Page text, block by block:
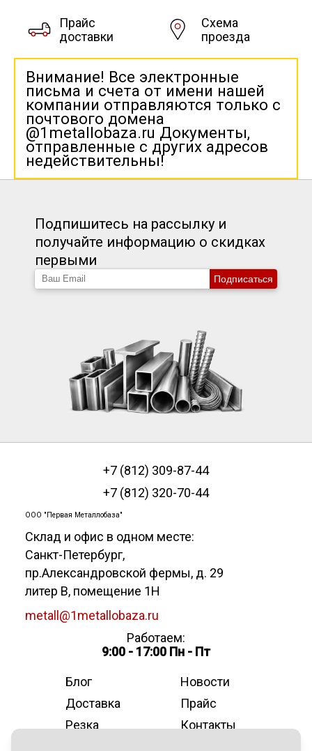
Прайс
доставки
Схема
проезда
Внимание! Все электронные
письма и счета от имени нашей
компании отправляются только с
почтового домена
@1metallobaza.ru Документы,
отправленные с других адресов
недействительны!
Подпишитесь на рассылку и
получайте информацию о скидках
первыми
Подписаться
+7 (812) 309-87-44
+7 (812) 320-70-44
ООО "Первая Металлобаза"
Склад и офис в одном месте:
Санкт-Петербург,
пр.Александровской фермы, д. 29
литер В, помещение 1Н
metall@1metallobaza.ru
Работаем:
9:00 - 17:00 Пн - Пт
Блог
Новости
Доставка
Прайс
Резка
Контакты